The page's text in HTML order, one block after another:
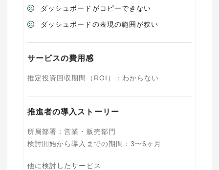
ダッシュボードがコピーできない
ダッシュボードの表現の範囲が狭い
サービスの費用感
推定投資回収期間（ROI） ： わからない
推進者の導入ストーリー
所属部署 ：営業・販売部門
検討開始から導入までの期間 ： 3〜6ヶ月
他に検討したサービス